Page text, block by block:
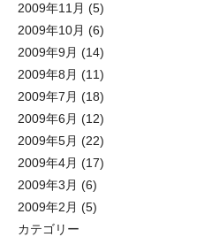
2009年11月 (5)
2009年10月 (6)
2009年9月 (14)
2009年8月 (11)
2009年7月 (18)
2009年6月 (12)
2009年5月 (22)
2009年4月 (17)
2009年3月 (6)
2009年2月 (5)
カテゴリー